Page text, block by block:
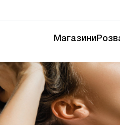
Магазини